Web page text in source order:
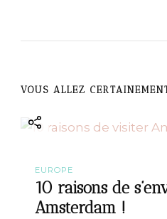
g
a
VOUS ALLEZ
EUROPE
10 raisons de
Amsterdam !